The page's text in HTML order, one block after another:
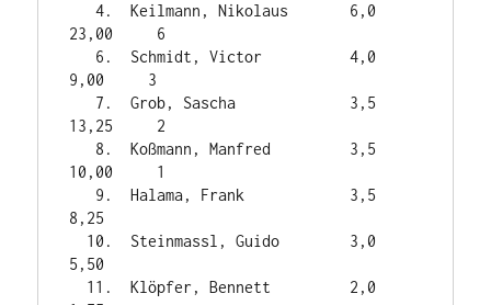
   4.  Keilmann, Nikolaus       6,0
23,00     6
9,00     3
13,25     2
10,00     1
8,25
5,50